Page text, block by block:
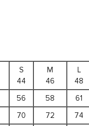
S
44
M
46
L
48
56 58 61
70 72 74